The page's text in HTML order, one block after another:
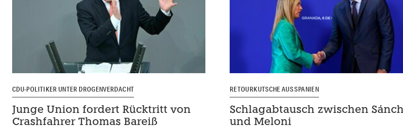
CDU-POLITIKER UNTER DROGENVERDACHT
Junge Union fordert Rücktritt von
Crashfahrer Thomas Bareiß
RETOURKUTSCHE AUS SPANIEN
Schlagabtausch zwischen
und Meloni